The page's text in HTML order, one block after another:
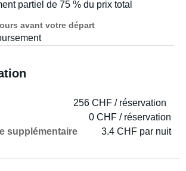
partiel de 75 % du prix total
avant votre départ
256 CHF / réservation
0 CHF / réservation
supplémentaire
3.4 CHF par nuit